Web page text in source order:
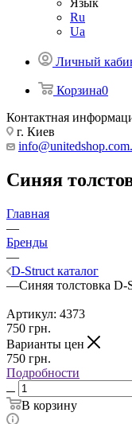
Язык
Ru
Ua
Личный
Корзина0
Контактная
г. Киев
Синяя
Главная
—
Бренды
—
D-Struct каталог
—Синяя толстовка
Артикул: 4373
750 грн.
Варианты цен
750 грн.
Подробности
В корзину